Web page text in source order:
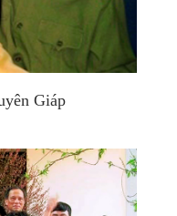
Giáp